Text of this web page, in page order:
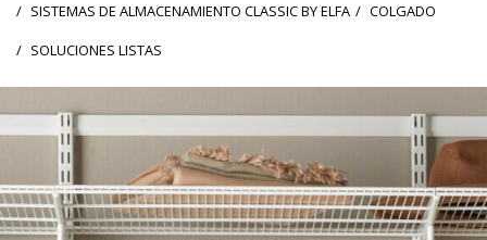
SISTEMAS DE ALMACENAMIENTO CLASSIC BY ELFA
COLGADO
SOLUCIONES LISTAS